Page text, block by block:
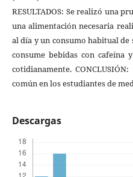
RESULTADOS: Se realizó una
una alimentación necesaria
al día y un consumo habitual de
consume bebidas con cafeína
cotidianamente.
común en los estudiantes de
Descargas